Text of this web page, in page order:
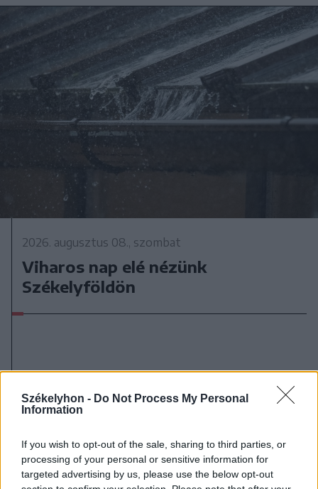
Székelyhon - Do Not Process My Personal
Information
If you wish to opt-out of the sale, sharing to third parties, or
processing of your personal or sensitive information for
targeted advertising by us, please use the below opt-out
2026. augusztus 08., szombat
Viharos nap elé nézünk
Székelyföldön